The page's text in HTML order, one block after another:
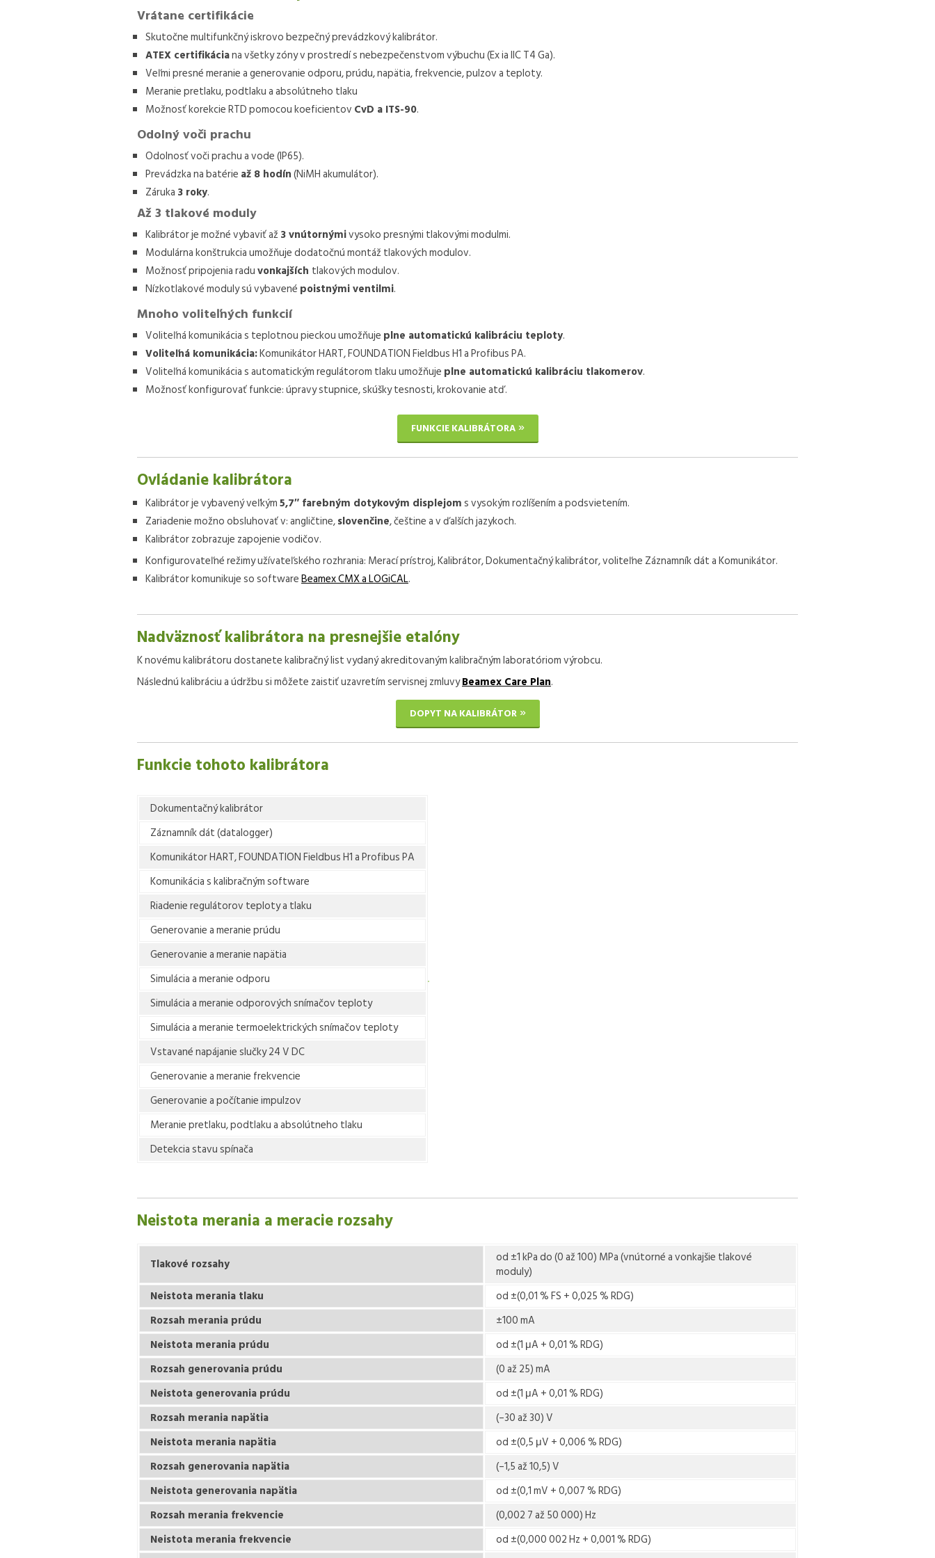
Vrátane certifikácie
Skutočne multifunkčný iskrovo bezpečný prevádzkový kalibrátor.
ATEX certifikáciana všetky zóny v prostredí s nebezpečenstvom výbuchu (Ex ia IIC T4 Ga).
Veľmi presné meranie a generovanie odporu, prúdu, napätia, frekvencie, pulzov a teploty.
Meranie pretlaku, podtlaku a absolútneho tlaku
Možnosť korekcie RTD pomocou koeficientov CvD a ITS-90.
Odolný voči prachu
Odolnosť voči prachu a vode (IP65).
Prevádzka na batérie až 8 hodín(NiMH akumulátor).
Záruka 3 roky.
Až 3 tlakové moduly
Kalibrátor je možné vybaviť až3 vnútornýmivysoko presnými tlakovými modulmi.
Modulárna konštrukcia umožňuje dodatočnú montáž tlakových modulov.
Možnosť pripojenia raduvonkajších tlakových modulov.
Nízkotlakové moduly sú vybavené poistnými ventilmi.
Mnoho voliteľných funkcií
Voliteľná komunikácia s teplotnou pieckou umožňuje plne automatickú kalibráciu teploty.
Voliteľná komunikácia:Komunikátor HART, FOUNDATION Fieldbus H1 a Profibus PA.
Voliteľná komunikácia s automatickým regulátorom tlaku umožňuje plne automatickú kalibráciu tlakomerov.
Možnosť konfigurovať funkcie: úpravy stupnice, skúšky tesnosti, krokovanie atď.
FUNKCIE KALIBRÁTORA
Ovládanie kalibrátora
Kalibrátor je vybavený veľkým5,7″ farebným dotykovým displejoms vysokým rozlíšením a podsvietením.
Zariadenie možno obsluhovať v: angličtine,slovenčine, češtine a v ďalších jazykoch.
Kalibrátor zobrazuje zapojenie vodičov.
Konfigurovateľné režimy užívateľského rozhrania: Merací prístroj, Kalibrátor, Dokumentačný kalibrátor, voliteľne Záznamník dát a Komunikátor.
Kalibrátor komunikuje so softwareBeamex CMX a LOGiCAL.
Nadväznosť kalibrátora na presnejšie etalóny
K novému kalibrátoru dostanete kalibračný list vydaný akreditovaným kalibračným laboratóriom výrobcu.
Následnú kalibráciu a údržbu si môžete zaistiť uzavretím servisnej zmluvyBeamex Care Plan.
DOPYT NA KALIBRÁTOR
Funkcie tohoto kalibrátora
Dokumentačný kalibrátor
Záznamník dát (datalogger)
Komunikátor HART, FOUNDATION Fieldbus H1 a Profibus PA
Komunikácia s kalibračným software
Riadenie regulátorov teploty a tlaku
Generovanie a meranie prúdu
Generovanie a meranie napätia
Simulácia a meranie odporu
Simulácia a meranie odporových snímačov teploty
Simulácia a meranie termoelektrických snímačov teploty
Vstavané napájanie slučky 24 V DC
Generovanie a meranie frekvencie
Generovanie a počítanie impulzov
Meranie pretlaku, podtlaku a absolútneho tlaku
Detekcia stavu spínača
Neistota merania a meracie rozsahy
Tlakové rozsahy
od ±1 kPa do (0 až 100) MPa (vnútorné a vonkajšie tlakové
moduly)
Neistota merania tlaku
od ±(0,01 % FS + 0,025 % RDG)
Rozsah merania prúdu
±100 mA
Neistota merania prúdu
od ±(1 μA + 0,01 % RDG)
Rozsah generovania prúdu
(0 až 25) mA
Neistota generovania prúdu
od ±(1 μA + 0,01 % RDG)
Rozsah merania napätia
(–30 až 30) V
Neistota merania napätia
od ±(0,5 μV + 0,006 % RDG)
Rozsah generovania napätia
(–1,5 až 10,5) V
Neistota generovania napätia
od ±(0,1 mV + 0,007 % RDG)
Rozsah merania frekvencie
(0,002 7 až 50 000) Hz
Neistota merania frekvencie
od ±(0,000 002 Hz + 0,001 % RDG)